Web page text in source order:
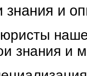
и
знания и